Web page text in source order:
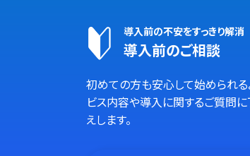
導入前の不安をすっきり解消
導入前のご相談
初めての方も安心して始められる
ビス内容や導入に関するご質問
えします。